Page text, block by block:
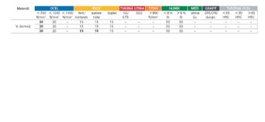
c